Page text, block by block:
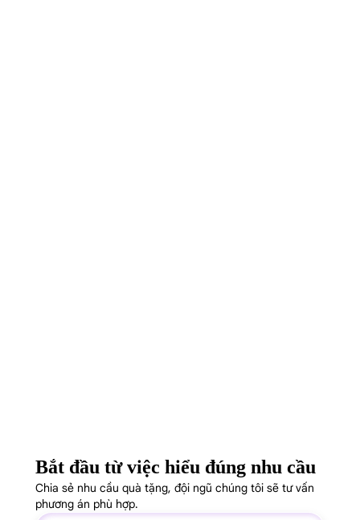
Bắt đầu từ việc hiểu đúng nhu cầu
Chia sẻ nhu cầu quà tặng, đội ngũ chúng tôi sẽ tư vấn
phương án phù hợp.